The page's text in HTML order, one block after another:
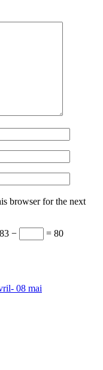
browser for the next
83 − = 80